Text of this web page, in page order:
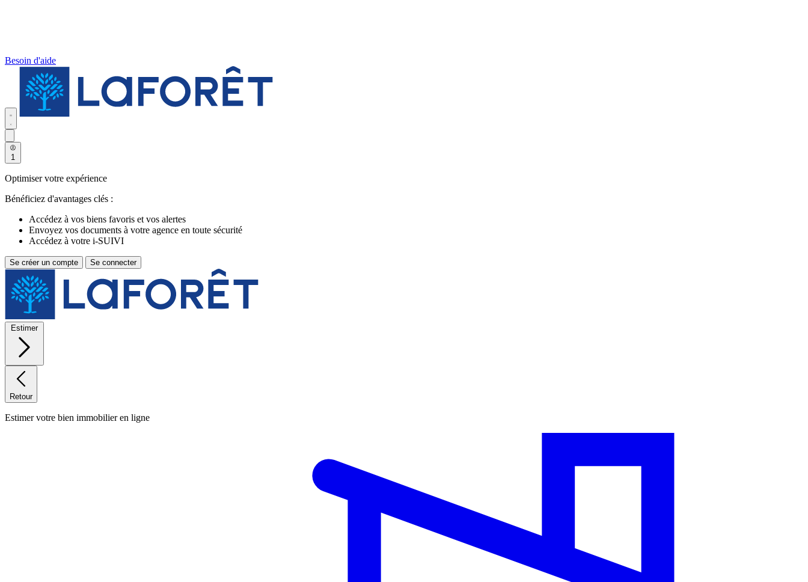
Besoin d'aide
1
Optimiser votre expérience
Bénéficiez d'avantages clés :
Accédez à vos biens favoris et vos alertes
Envoyez vos documents à votre agence en toute sécurité
Accédez à votre i-SUIVI
Se créer un compte Se connecter
Estimer
Retour
Estimer votre bien immobilier en ligne